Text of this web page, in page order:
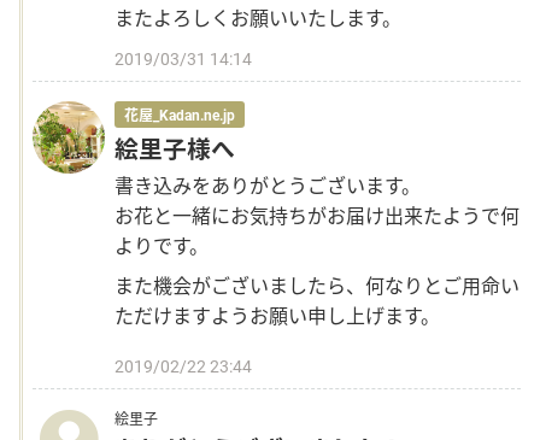
またよろしくお願いいたします。
2019/03/31 14:14
花屋_Kadan.ne.jp
絵里子様へ
書き込みをありがとうございます。
お花と一緒にお気持ちがお届け出来たようで何
よりです。
また機会がございましたら、何なりとご用命い
ただけますようお願い申し上げます。
2019/02/22 23:44
絵里子